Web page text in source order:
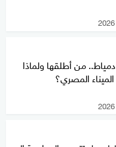
من أطلقها ولماذا
المصري؟